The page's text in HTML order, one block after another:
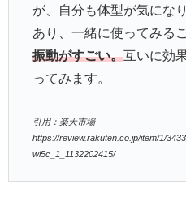
が、自分も体型が気にな
あり、一緒に使ってみるこ
振動がすごい。互いに効
ってみます。
引用：楽天市場
https://review.rakuten.co.jp/item/1/
wl5c_1_1132202415/